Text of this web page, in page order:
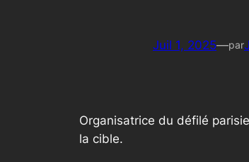
Juil 1, 2025—par
Organisatrice du défilé
la cible.